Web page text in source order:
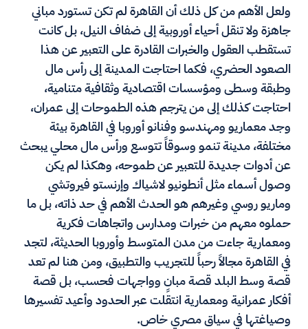
ولعل الأهم من كل ذلك أن القاهرة لم تكن تستورد مباني
جاهزة ولا تنقل أحياء أوروبية إلى ضفاف النيل، بل كانت
تستقطب العقول والخبرات القادرة على التعبير عن هذا
الصعود الحضري، فكما احتاجت المدينة إلى رأس مال
وطبقة وسطى ومؤسسات اقتصادية وثقافية متنامية،
احتاجت كذلك إلى من يترجم هذه الطموحات إلى عمران،
وجد معماريو ومهندسو وفنانو أوروبا في القاهرة بيئة
مختلفة، مدينة تنمو وسوقاً تتوسع ورأس مال محلي يبحث
عن أدوات جديدة للتعبير عن طموحه، وهكذا لم يكن
وصول أسماء مثل أنطونيو لاشياك وإرنستو فيروتشي
وماريو روسي وغيرهم هو الحدث الأهم في حد ذاته، بل ما
حملوه معهم من خبرات ومدارس واتجاهات فكرية
ومعمارية جاءت من مدن المتوسط وأوروبا الحديثة، لتجد
في القاهرة مجالاً رحباً للتجريب والتطبيق، ومن هنا لم تعد
قصة وسط البلد قصة مبانٍ وواجهات فحسب، بل قصة
أفكار عمرانية ومعمارية انتقلت عبر الحدود وأعيد تفسيرها
وصياغتها في سياق مصري خاص.